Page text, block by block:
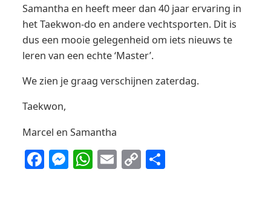
Samantha en heeft meer dan 40 jaar ervaring in
het Taekwon-do en andere vechtsporten. Dit is
dus een mooie gelegenheid om iets nieuws te
leren van een echte ‘Master’.
We zien je graag verschijnen zaterdag.
Taekwon,
Marcel en Samantha
Facebook
Messenger
WhatsApp
Email
CopyDelen